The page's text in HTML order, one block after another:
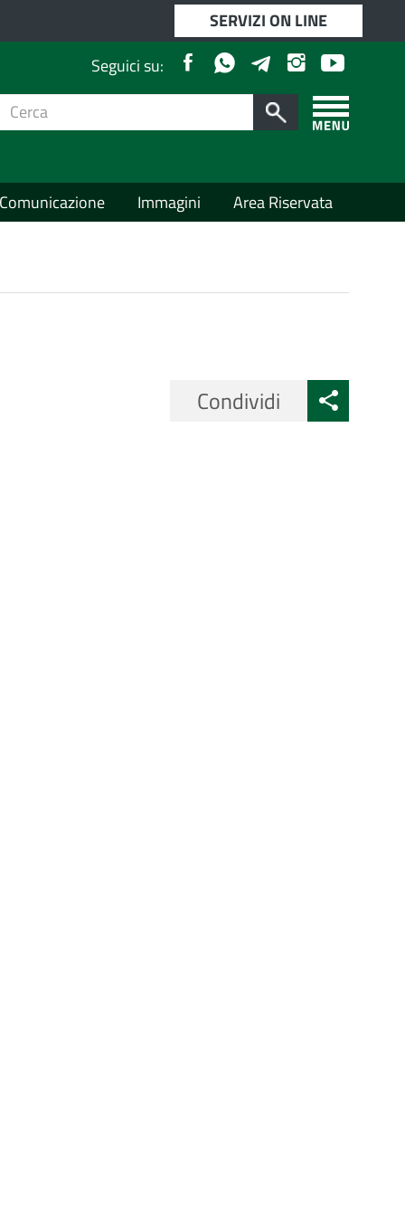
SERVIZI ON LINE
Seguici su:
FacebookWhatsapp Telegram InstagramYoutube
Apri/chiudi
menù
Cerca
Immagini Area Riservata
Condividi